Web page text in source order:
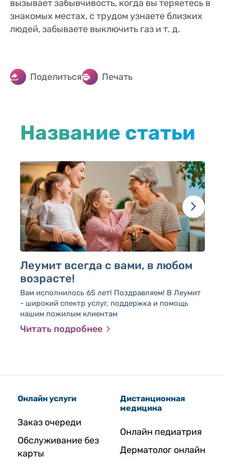
вызывает забывчивость, когда вы теряетесь в
знакомых местах, с трудом узнаете близких
людей, забываете выключить газ и т. д.
Поделиться Печать
Название статьи
Леумит всегда с вами, в любом
возрасте!
Вам исполнилось 65 лет! Поздравляем! В Леумит
- широкий спектр услуг, поддержка и помощь
нашим пожилым клиентам
Читать подробнее
Онлайн услуги
Заказ очереди
Обслуживание без
карты
Дистанционная
медицина
Онлайн педиатрия
Дерматолог онлайн